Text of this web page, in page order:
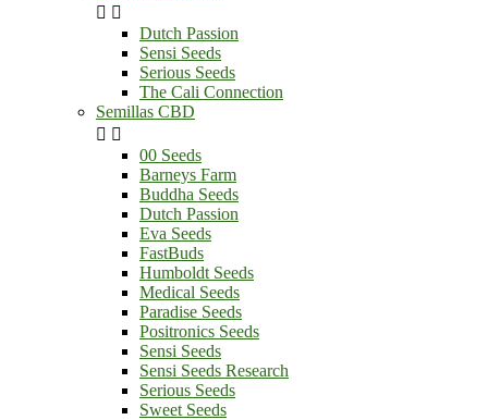
 
Dutch Passion
Sensi Seeds
Serious Seeds
The Cali Connection
Semillas CBD
 
00 Seeds
Barneys Farm
Buddha Seeds
Dutch Passion
Eva Seeds
FastBuds
Humboldt Seeds
Medical Seeds
Paradise Seeds
Positronics Seeds
Sensi Seeds
Sensi Seeds Research
Serious Seeds
Sweet Seeds